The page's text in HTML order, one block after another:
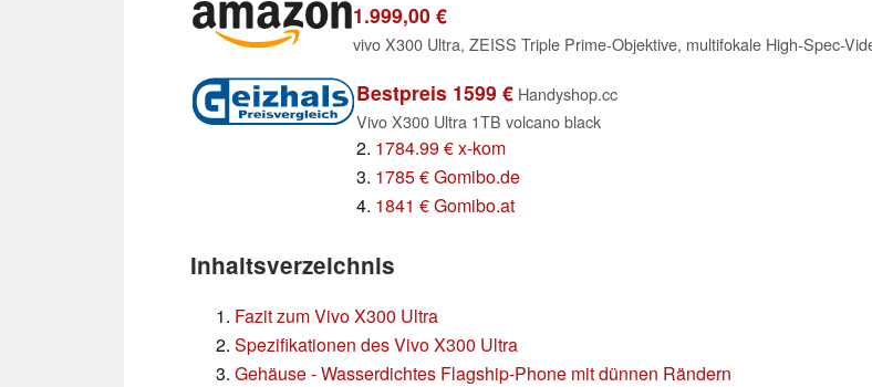
1.999,00 €
Bestpreis 1599 € Handyshop.cc
Vivo X300 Ultra 1TB volcano black
2. 1784.99 € x-kom
3. 1785 € Gomibo.de
4. 1841 € Gomibo.at
Inhaltsverzeichnis
Fazit zum Vivo X300 Ultra
Spezifikationen des Vivo X300 Ultra
Gehäuse - Wasserdichtes Flagship-Phone mit dünnen Rändern